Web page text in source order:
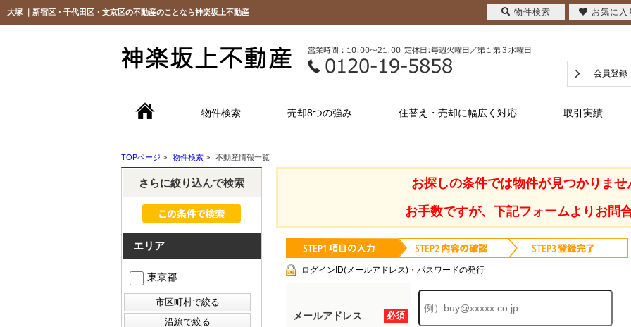
大塚 ｜新宿区・千代田区・文京区の不動産のことなら神楽坂上不動産
会員登録
物件検索 売却8つの強み 住替え・売却に幅広く対応 取引実績
TOPページ > 物件検索 > 不動産情報一覧
お探しの条件では物件が見つかりませ
お手数ですが、下記フォームよりお問
ログインID(メールアドレス)・パスワードの発行
必須
メールアドレス
さらに絞り込んで検索
エリア
東京都
物件検索 お気に入